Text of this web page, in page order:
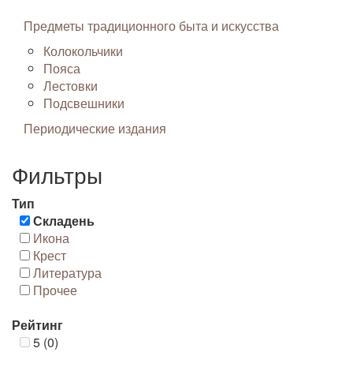
Предметы традиционного быта и искусства
Колокольчики
Пояса
Лестовки
Подсвешники
Периодические издания
Фильтры
Тип
Складень
Икона
Крест
Литература
Прочее
Рейтинг
5 (0)